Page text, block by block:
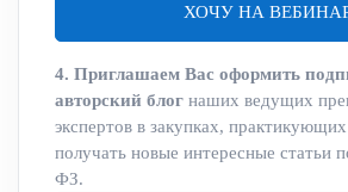
ХОЧУ НА
4. Приглашаем Вас оформить
авторский блог наших ведущих
экспертов в закупках,
получать новые интересные статьи
ФЗ.